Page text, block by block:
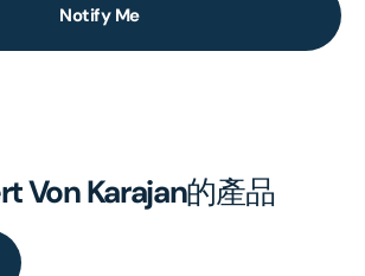
Notify Me
Von Karajan的產品